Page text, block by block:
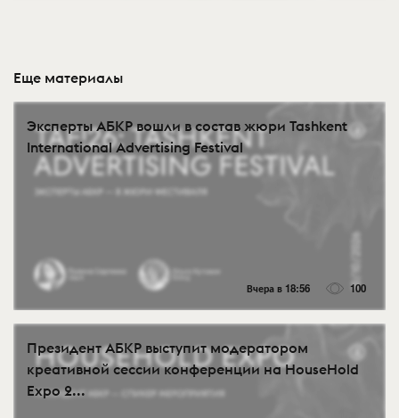
Еще материалы
Эксперты АБКР вошли в состав жюри Tashkent
International Advertising Festival
Вчера в 18:56 100
Президент АБКР выступит модератором
креативной сессии конференции на HouseHold
Expo 2...